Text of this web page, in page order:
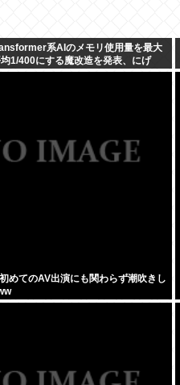
系AIのメモリ使用量を最大
1/400にする魔改造を発表、にげ
めてのAV出演にも関わらず潮吹きし